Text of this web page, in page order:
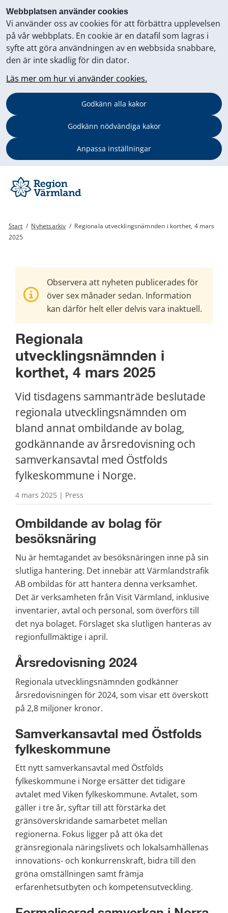
Webbplatsen använder cookies
Vi använder oss av cookies för att förbättra upplevelsen
på vår webbplats. En cookie är en datafil som lagras i
syfte att göra användningen av en webbsida snabbare,
den är inte skadlig för din dator.
Läs mer om hur vi använder cookies.
Godkänn alla kakor
Godkänn nödvändiga kakor
Anpassa inställningar
Start / Nyhetsarkiv / Regionala utvecklingsnämnden i korthet, 4 mars
2025
Observera att nyheten publicerades för
över sex månader sedan. Information
kan därför helt eller delvis vara inaktuell.
Regionala
utvecklingsnämnden i
korthet, 4 mars 2025
Vid tisdagens sammanträde beslutade
regionala utvecklingsnämnden om
bland annat ombildande av bolag,
godkännande av årsredovisning och
samverkansavtal med Östfolds
fylkeskommune i Norge.
4 mars 2025 | Press
Ombildande av bolag för
besöksnäring
Nu är hemtagandet av besöksnäringen inne på sin
slutliga hantering. Det innebär att Värmlandstrafik
AB ombildas för att hantera denna verksamhet.
Det är verksamheten från Visit Värmland, inklusive
inventarier, avtal och personal, som överförs till
det nya bolaget. Förslaget ska slutligen hanteras av
regionfullmäktige i april.
Årsredovisning 2024
Regionala utvecklingsnämnden godkänner
årsredovisningen för 2024, som visar ett överskott
på 2,8 miljoner kronor.
Samverkansavtal med Östfolds
fylkeskommune
Ett nytt samverkansavtal med Östfolds
fylkeskommune i Norge ersätter det tidigare
avtalet med Viken fylkeskommune. Avtalet, som
gäller i tre år, syftar till att förstärka det
gränsöverskridande samarbetet mellan
regionerna. Fokus ligger på att öka det
gränsregionala näringslivets och lokalsamhällenas
innovations- och konkurrenskraft, bidra till den
gröna omställningen samt främja
erfarenhetsutbyten och kompetensutveckling.